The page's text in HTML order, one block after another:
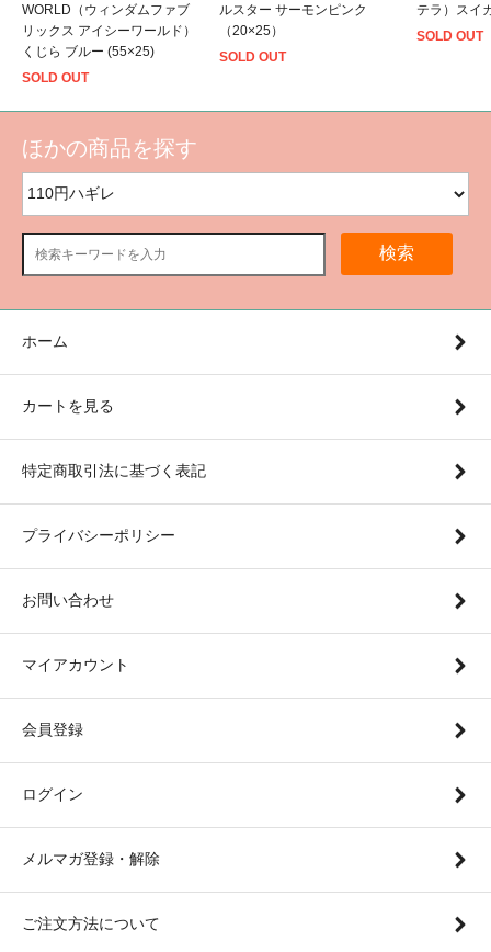
WORLD（ウィンダムファブ
リックス アイシーワールド）
くじら ブルー (55×25)
SOLD OUT
ルスター サーモンピンク
（20×25）
SOLD OUT
テラ）スイ
SOLD OUT
ほかの商品を探す
検索
ホーム
カートを見る
特定商取引法に基づく表記
プライバシーポリシー
お問い合わせ
マイアカウント
会員登録
ログイン
メルマガ登録・解除
ご注文方法について